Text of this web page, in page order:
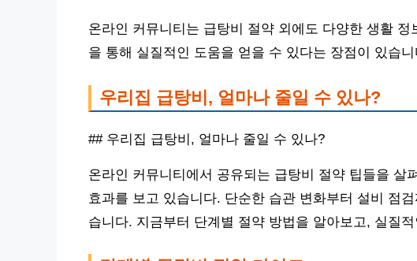
온라인 커뮤니티는 급탕비 절약 외에도 다양한 생활
을 통해 실질적인 도움을 얻을 수 있다는 장점이 있습니
우리집 급탕비, 얼마나 줄일 수 있나?
## 우리집 급탕비, 얼마나 줄일 수 있나?
온라인 커뮤니티에서 공유되는 급탕비 절약 팁들을 살
효과를 보고 있습니다. 단순한 습관 변화부터 설비 점
습니다. 지금부터 단계별 절약 방법을 알아보고, 실질